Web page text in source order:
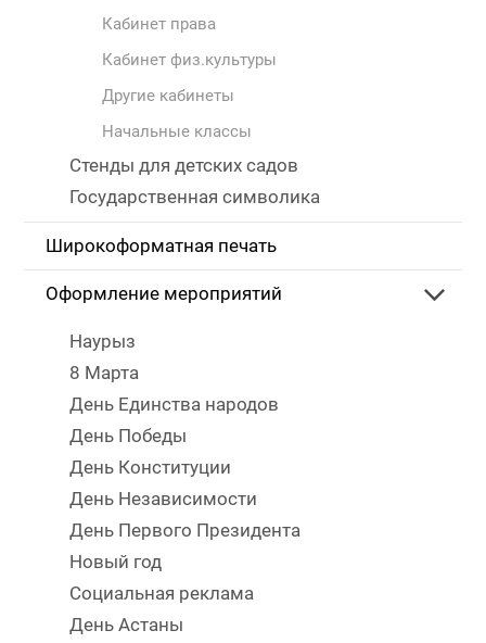
Кабинет права
Кабинет физ.культуры
Другие кабинеты
Начальные классы
Стенды для детских садов
Государственная символика
Широкоформатная печать
Оформление мероприятий
Наурыз
8 Марта
День Единства народов
День Победы
День Конституции
День Независимости
День Первого Президента
Новый год
Социальная реклама
День Астаны